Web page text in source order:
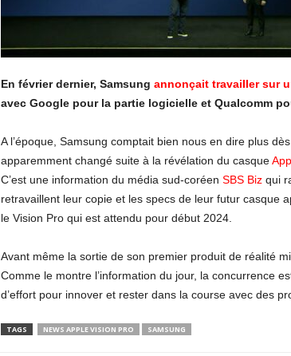
En février dernier, Samsung annonçait travailler sur
avec Google pour la partie logicielle et Qualcomm
A l’époque, Samsung comptait bien nous en dire plus
apparemment changé suite à la révélation du casque
C’est une information du média sud-coréen SBS Bizqui
retravaillent leur copie et les specs de leur futur casque
le Vision Pro qui est attendu pour début 2024.
Avant même la sortie de son premier produit de réalité
Comme le montre l’information du jour, la concurrence
d’effort pour innover et rester dans la course avec des
TAGS NEWS APPLE VISION PRO SAMSUNG